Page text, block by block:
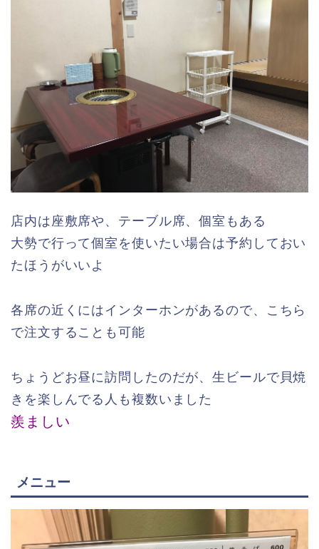
店内は座敷席や、テーブル席、個室もある
大勢で行って個室を使いたい場合は予約しておい
たほうがいいよ
各席の近くにはインターホンがあるので、こちら
で注文することも可能
ちょうどお昼に訪問したのだが、生ビールで貝焼
きを楽しんでる人も複数いました
羨ましい
メニュー